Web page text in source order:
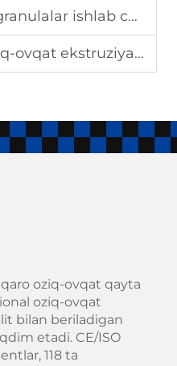
yordamida turli shakllarni qanday ishlab chiqarish mumkin
foydalanishning asosiy afzalliklari
oziq-ovqat qayta
oziq-ovqat
bilan beriladigan
etadi. CE/ISO
118 ta